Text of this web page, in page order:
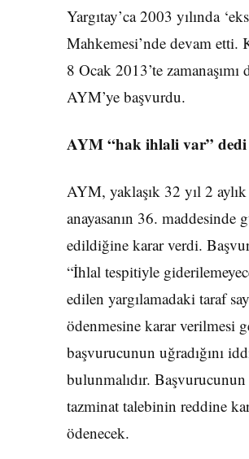
Yargıtay’ca 2003 yılında
Mahkemesi’nde devam etti.
8 Ocak 2013’te
AYM’ye başvurdu.
AYM “hak ihlali var”
AYM, yaklaşık 32 yıl 2 aylık
anayasanın 36. maddesinde
edildiğine karar verdi.
“İhlal tespitiyle
edilen yargılamadaki taraf
ödenmesine karar verilmesi
başvurucunun uğradığını
bulunmalıdır.
tazminat talebinin reddine
ödenecek.